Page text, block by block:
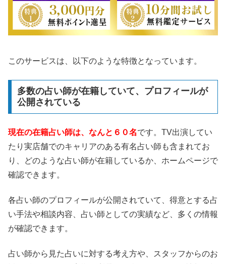
このサービスは、以下のような特徴となっています。
多数の占い師が在籍していて、プロフィールが
公開されている
現在の在籍占い師は、なんと６０名です。TV出演してい
たり実店舗でのキャリアのある有名占い師も含まれてお
り、どのような占い師が在籍しているか、ホームページで
確認できます。
各占い師のプロフィールが公開されていて、得意とする占
い手法や相談内容、占い師としての実績など、多くの情報
が確認できます。
占い師から見た占いに対する考え方や、スタッフからのお